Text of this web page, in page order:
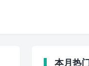
本月热